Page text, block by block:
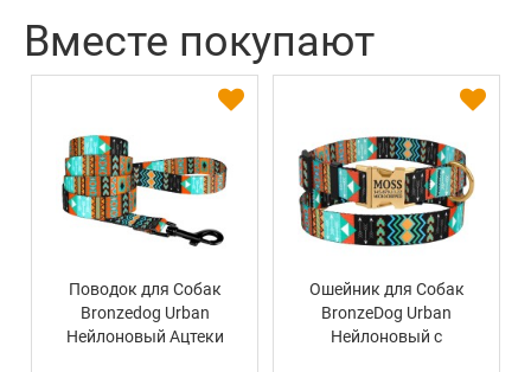
Вместе покупают
Поводок для Собак
Bronzedog Urban
Нейлоновый Ацтеки
Ошейник для Собак
BronzeDog Urban
Нейлоновый c